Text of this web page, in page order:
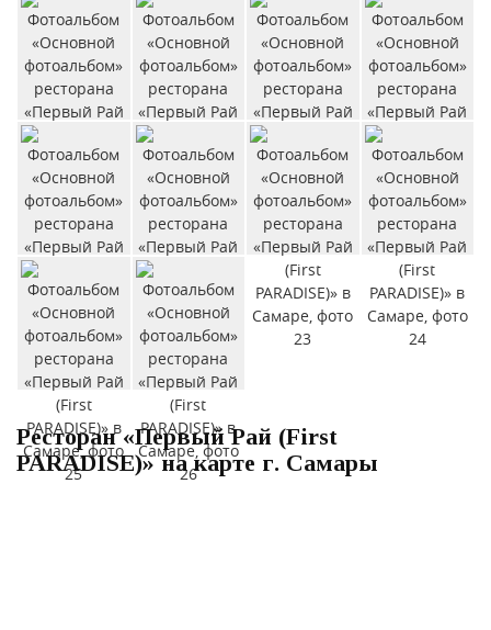
Ресторан «Первый Рай (First
PARADISE)» на карте г. Самары